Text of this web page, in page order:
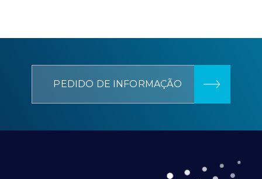
PEDIDO DE INFORMAÇÃO